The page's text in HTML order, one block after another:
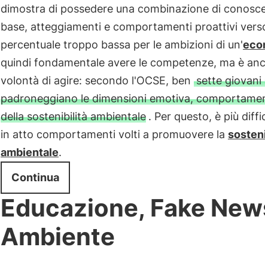
dimostra di possedere una combinazione di
base, atteggiamenti e comportamenti proattivi
percentuale troppo bassa per le ambizioni di un'
quindi fondamentale avere le competenze, ma è
volontà di agire: secondo l'OCSE, ben sette giovani
padroneggiano le dimensioni emotiva,
della sostenibilità ambientale . Per questo, è più
in atto comportamenti volti a promuovere la
ambientale.
Continua
Educazione, Fake
Ambiente